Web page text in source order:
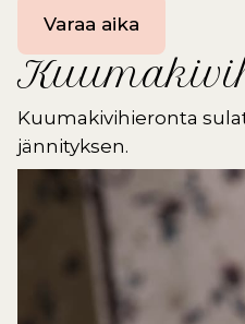
Varaa aika
Kuumakivihieronta
jännityksen.